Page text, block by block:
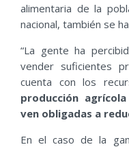
alimentaria de la
nacional, también se
“La gente ha
vender suficientes
cuenta con los
producción
ven obligadas a
En el caso de la